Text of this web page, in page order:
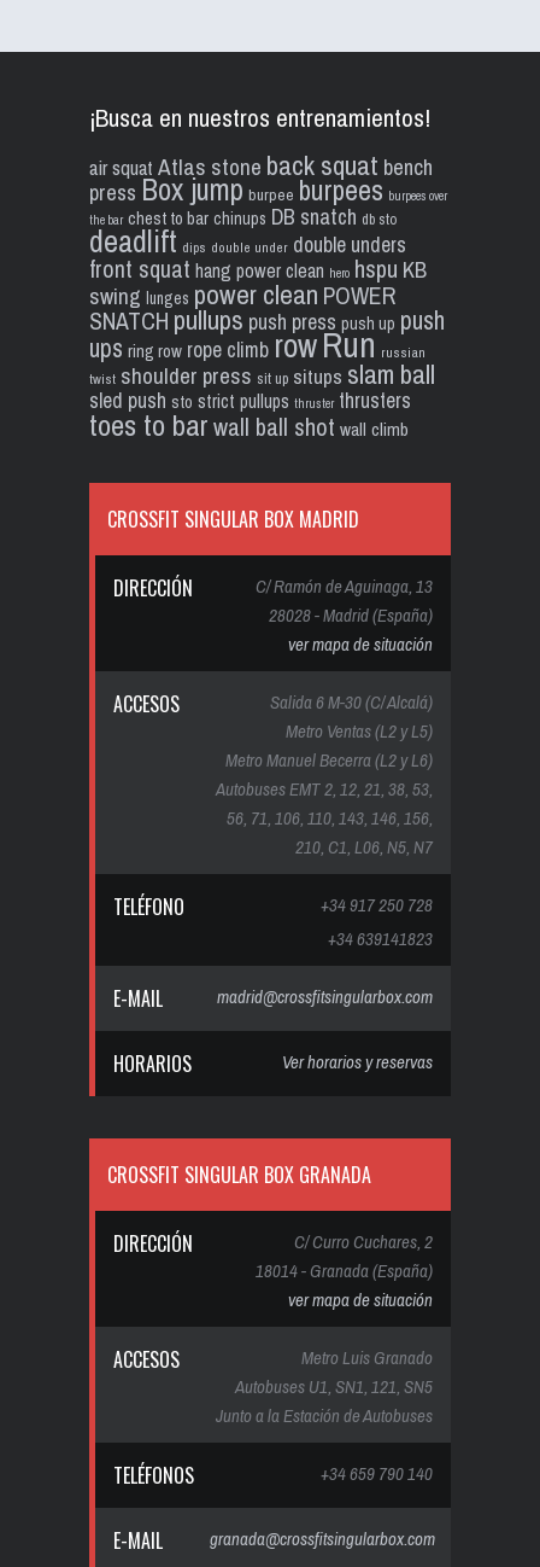
¡Busca en nuestros entrenamientos!
air squat Atlas stone back squat bench
press Box jump burpee burpees burpees over
the bar chest to bar chinups DB snatch db sto
deadlift dips double under double unders
front squat hang power clean hero hspu KB
swing lunges power clean POWER
SNATCH pullups push press push up push
ups ring row rope climb rowRun russian
twist shoulder press sit up situps slam ball
sled push sto strict pullups thruster thrusters
toes to barwall ball shot wall climb
CROSSFIT SINGULAR BOX MADRID
DIRECCIÓN
C/ Ramón de Aguinaga, 13
28028 - Madrid (España)
ver mapa de situación
ACCESOS
Salida 6 M-30 (C/ Alcalá)
Metro Ventas (L2 y L5)
Metro Manuel Becerra (L2 y L6)
Autobuses EMT 2, 12, 21, 38, 53,
56, 71, 106, 110, 143, 146, 156,
210, C1, L06, N5, N7
TELÉFONO
+34 917 250 728
+34 639141823
E-MAIL madrid@crossfitsingularbox.com
HORARIOS Ver horarios y reservas
CROSSFIT SINGULAR BOX GRANADA
DIRECCIÓN
C/ Curro Cuchares, 2
18014 - Granada (España)
ver mapa de situación
ACCESOS
Metro Luis Granado
Autobuses U1, SN1, 121, SN5
Junto a la Estación de Autobuses
TELÉFONOS +34 659 790 140
E-MAIL granada@crossfitsingularbox.com